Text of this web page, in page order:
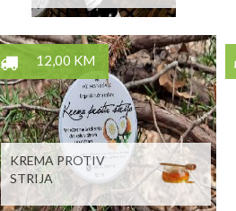
12,00 KM
KREMA PROTIV
STRIJA